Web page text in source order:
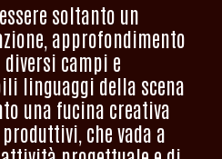
soltanto un
approfondimento
campi e
linguaggi della scena
una fucina creativa
che vada a